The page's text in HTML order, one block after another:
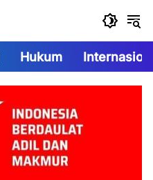
Hukum